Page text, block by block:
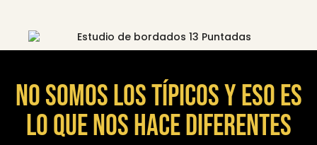
No somos los típicos y eso es
lo que nos hace diferentes